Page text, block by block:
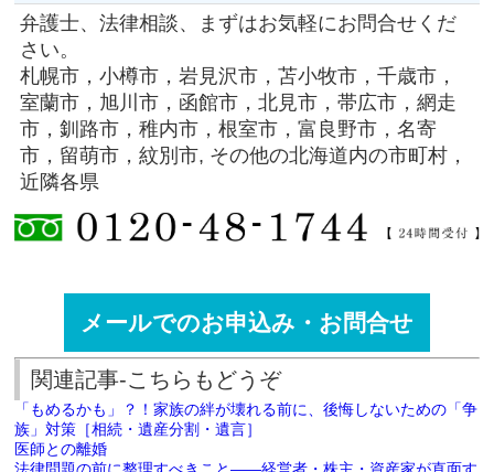
弁護士、法律相談、まずはお気軽にお問合せくだ
さい。
札幌市，小樽市，岩見沢市，苫小牧市，千歳市，
室蘭市，旭川市，函館市，北見市，帯広市，網走
市，釧路市，稚内市，根室市，富良野市，名寄
市，留萌市，紋別市, その他の北海道内の市町村，
近隣各県
メールでのお申込み・お問合せ
関連記事-こちらもどうぞ
「もめるかも」？！家族の絆が壊れる前に、後悔しないための「争
族」対策［相続・遺産分割・遺言］
医師との離婚